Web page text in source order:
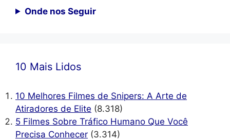
Onde nos Seguir
10 Mais Lidos
10 Melhores Filmes de Snipers: A Arte de
Atiradores de Elite (8.318)
5 Filmes Sobre Tráfico Humano Que Você
Precisa Conhecer (3.314)